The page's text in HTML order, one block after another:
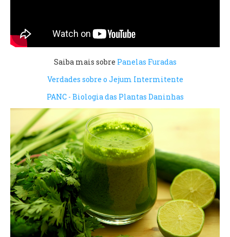
Saiba mais sobre Panelas Furadas
Verdades sobre o Jejum Intermitente
PANC - Biologia das Plantas Daninhas